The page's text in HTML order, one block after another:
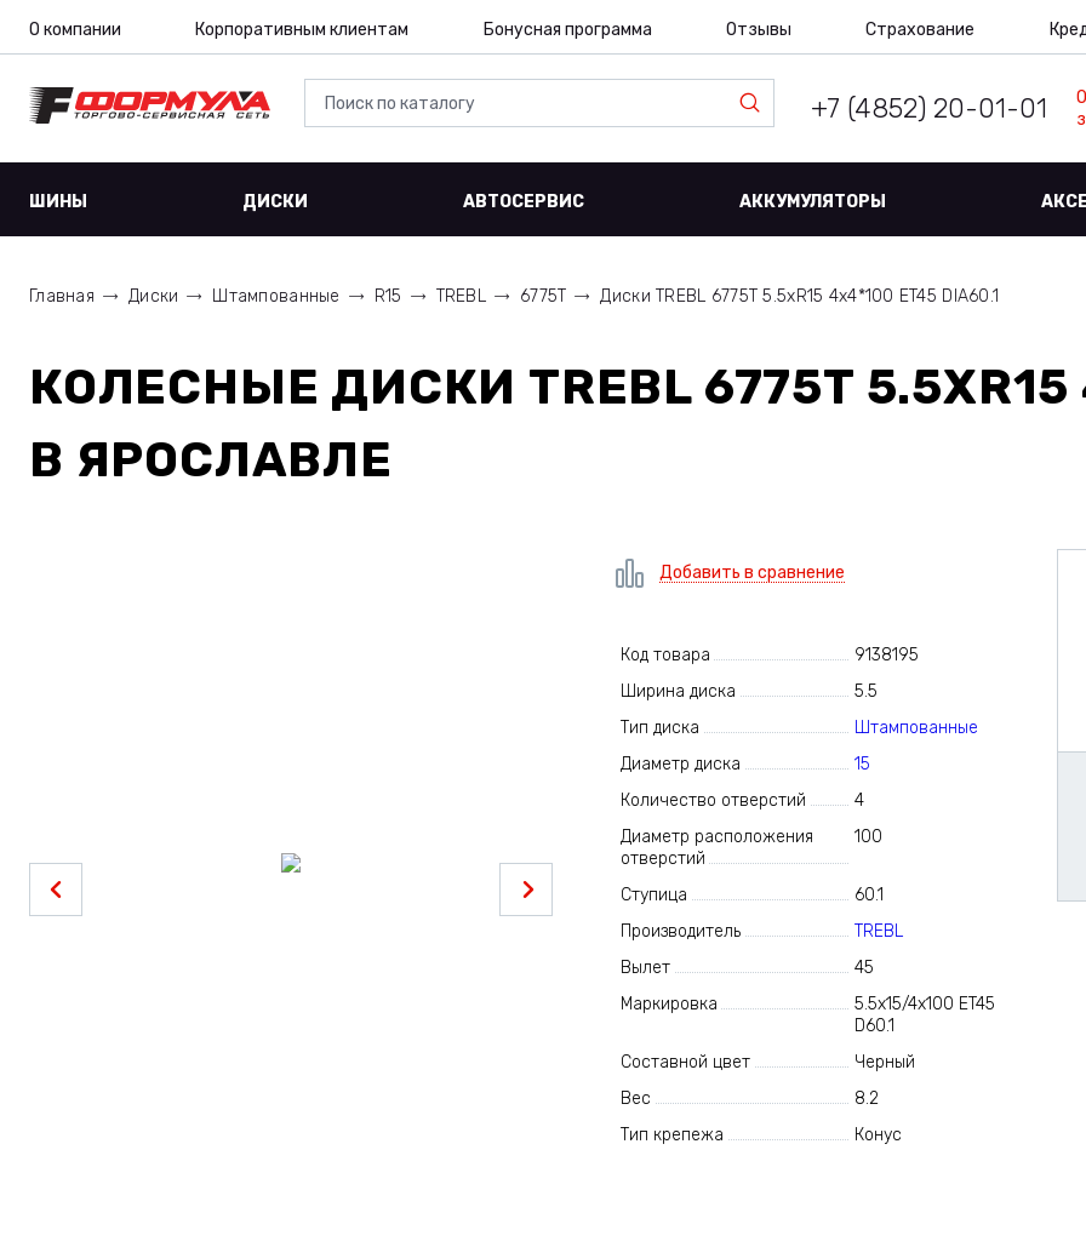
О компании Корпоративным клиентам Бонусная программа Отзывы Страхование
+7 (4852) 20-01-01
ШИНЫ ДИСКИ АВТОСЕРВИС АККУМУЛЯТОРЫ
Главная Диски Штампованные R15 TREBL 6775T Диски TREBL 6775T 5.5xR15 4x4*100 ET45 DIA60.1
КОЛЕСНЫЕ ДИСКИ TREBL 6775T
В ЯРОСЛАВЛЕ
Добавить в сравнение
Код товара
9138195
Ширина диска
5.5
Тип диска
Штампованные
Диаметр диска
15
Количество отверстий
4
Диаметр расположения
отверстий
100
Ступица
60.1
Производитель
TREBL
Вылет
45
Маркировка
5.5x15/4x100 ET45
D60.1
Составной цвет
Черный
Вес
8.2
Тип крепежа
Конус